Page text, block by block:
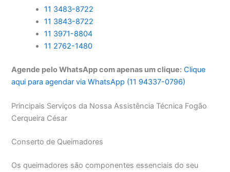
11 3483-8722
11 3843-8722
11 3971-8804
11 2762-1480
Agende pelo WhatsApp com apenas um clique: Clique
aqui para agendar via WhatsApp (11 94337-0796)
Principais Serviços da Nossa Assistência Técnica Fogão
Cerqueira César
Conserto de Queimadores
Os queimadores são componentes essenciais do seu